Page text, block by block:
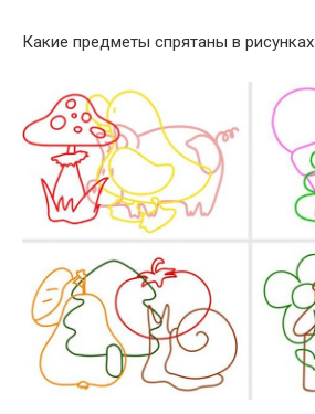
Какие предметы спрятаны в рисунках